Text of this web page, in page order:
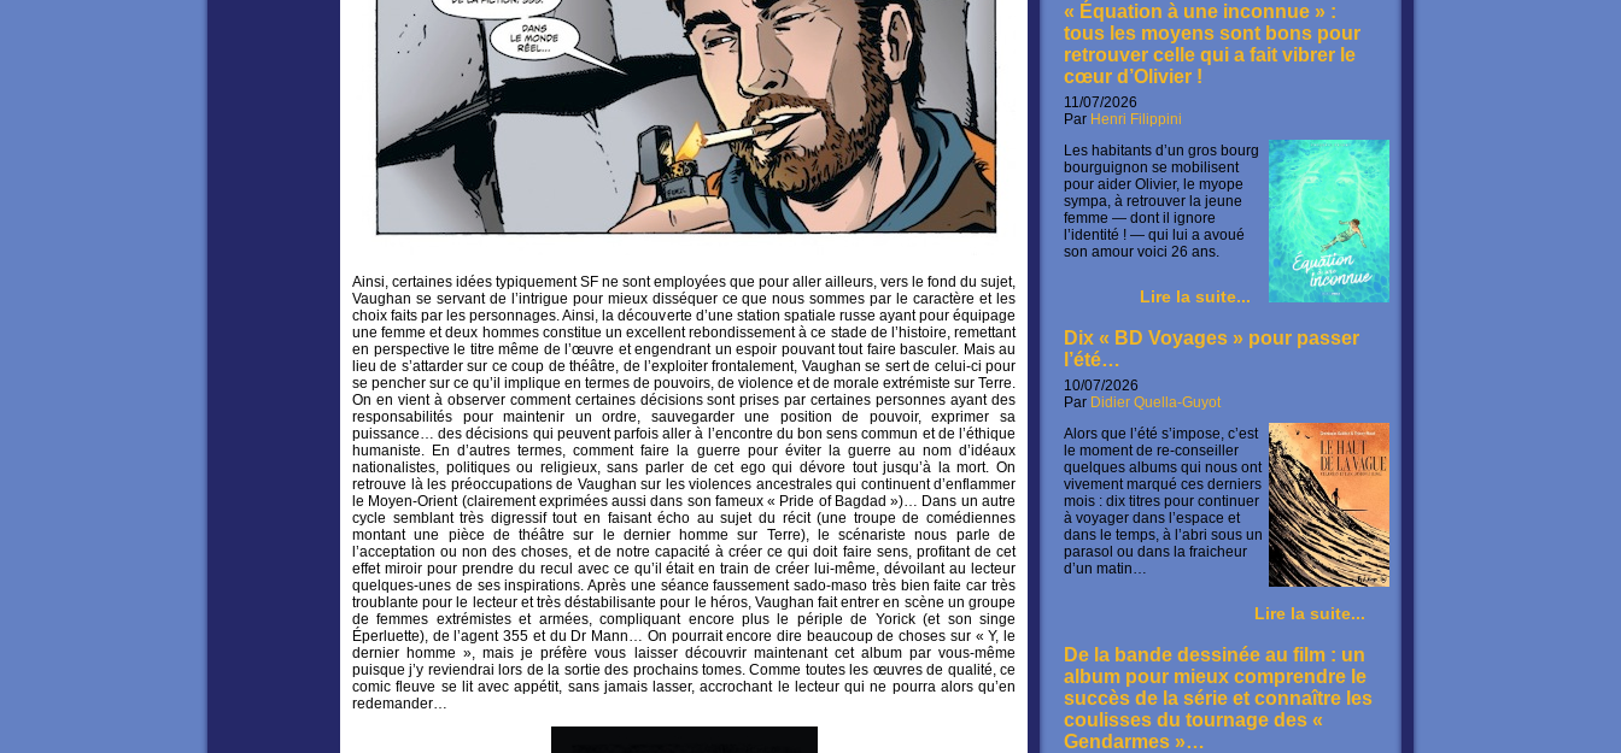
« Équation à une inconnue » :
tous les moyens sont bons pour
retrouver celle qui a fait vibrer le
cœur d’Olivier !
11/07/2026
Par Henri Filippini
Les habitants d’un gros bourg
bourguignon se mobilisent
pour aider Olivier, le myope
sympa, à retrouver la jeune
femme — dont il ignore
l’identité ! — qui lui a avoué
son amour voici 26 ans.
Lire la suite...
Dix « BD Voyages » pour passer
l’été…
10/07/2026
Par Didier Quella-Guyot
Alors que l’été s’impose, c’est
le moment de re-conseiller
quelques albums qui nous ont
vivement marqué ces derniers
mois : dix titres pour continuer
à voyager dans l’espace et
dans le temps, à l’abri sous un
parasol ou dans la fraicheur
d’un matin…
Lire la suite...
De la bande dessinée au film : un
album pour mieux comprendre le
succès de la série et connaître les
coulisses du tournage des «
Gendarmes »…
Ainsi, certaines idées typiquement SF ne sont employées que pour aller ailleurs, vers le fond du sujet,
Vaughan se servant de l’intrigue pour mieux disséquer ce que nous sommes par le caractère et les
choix faits par les personnages. Ainsi, la découverte d’une station spatiale russe ayant pour équipage
une femme et deux hommes constitue un excellent rebondissement à ce stade de l’histoire, remettant
en perspective le titre même de l’œuvre et engendrant un espoir pouvant tout faire basculer. Mais au
lieu de s’attarder sur ce coup de théâtre, de l’exploiter frontalement, Vaughan se sert de celui-ci pour
se pencher sur ce qu’il implique en termes de pouvoirs, de violence et de morale extrémiste sur Terre.
On en vient à observer comment certaines décisions sont prises par certaines personnes ayant des
responsabilités pour maintenir un ordre, sauvegarder une position de pouvoir, exprimer sa
puissance… des décisions qui peuvent parfois aller à l’encontre du bon sens commun et de l’éthique
humaniste. En d’autres termes, comment faire la guerre pour éviter la guerre au nom d’idéaux
nationalistes, politiques ou religieux, sans parler de cet ego qui dévore tout jusqu’à la mort. On
retrouve là les préoccupations de Vaughan sur les violences ancestrales qui continuent d’enflammer
le Moyen-Orient (clairement exprimées aussi dans son fameux « Pride of Bagdad »)… Dans un autre
cycle semblant très digressif tout en faisant écho au sujet du récit (une troupe de comédiennes
montant une pièce de théâtre sur le dernier homme sur Terre), le scénariste nous parle de
l’acceptation ou non des choses, et de notre capacité à créer ce qui doit faire sens, profitant de cet
effet miroir pour prendre du recul avec ce qu’il était en train de créer lui-même, dévoilant au lecteur
quelques-unes de ses inspirations. Après une séance faussement sado-maso très bien faite car très
troublante pour le lecteur et très déstabilisante pour le héros, Vaughan fait entrer en scène un groupe
de femmes extrémistes et armées, compliquant encore plus le périple de Yorick (et son singe
Éperluette), de l’agent 355 et du Dr Mann… On pourrait encore dire beaucoup de choses sur « Y, le
dernier homme », mais je préfère vous laisser découvrir maintenant cet album par vous-même
puisque j’y reviendrai lors de la sortie des prochains tomes. Comme toutes les œuvres de qualité, ce
comic fleuve se lit avec appétit, sans jamais lasser, accrochant le lecteur qui ne pourra alors qu’en
redemander…